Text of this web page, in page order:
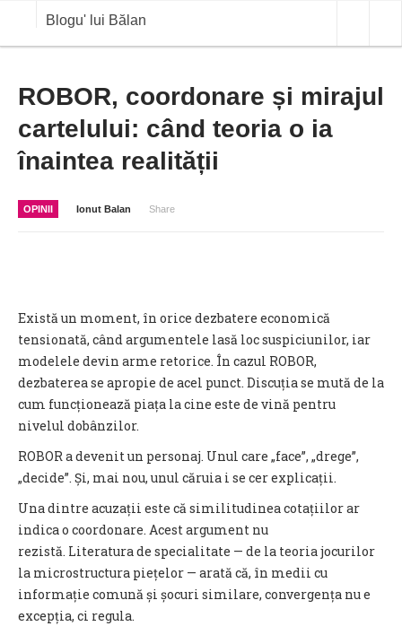
Blogu' lui Bălan
OPINII
ANALIZE
BLOG IN DIALOG
ROBOR, coordonare și mirajul
cartelului: când teoria o ia
înaintea realității
OPINII Ionut Balan Share
Există un moment, în orice dezbatere economică
tensionată, când argumentele lasă loc suspiciunilor, iar
modelele devin arme retorice. În cazul ROBOR,
dezbaterea se apropie de acel punct. Discuția se mută de la
cum funcționează piața la cine este de vină pentru
nivelul dobânzilor.
ROBOR a devenit un personaj. Unul care „face”, „drege”,
„decide”. Și, mai nou, unul căruia i se cer explicații.
Una dintre acuzații este că similitudinea cotațiilor ar
indica o coordonare. Acest argument nu
rezistă. Literatura de specialitate — de la teoria jocurilor
la microstructura piețelor — arată că, în medii cu
informație comună și șocuri similare, convergența nu e
excepția, ci regula.